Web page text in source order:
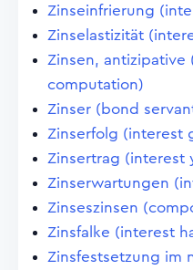
Zinseinfrierung
Zinselastizität
Zinsen,
computation)
Zinser (bond
Zinserfolg (interest
Zinsertrag (interest
Zinserwartungen
Zinseszinsen
Zinsfalke (interest
Zinsfestsetzung im